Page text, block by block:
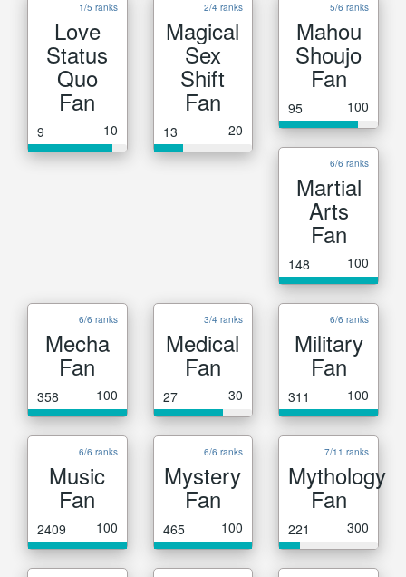
1/5 ranks
Love
Status
Quo
Fan
9 10
2/4 ranks
Magical
Sex
Shift
Fan
13 20
5/6 ranks
Mahou
Shoujo
Fan
95 100
6/6 ranks
Martial
Arts
Fan
148 100
6/6 ranks
Mecha
Fan
358 100
3/4 ranks
Medical
Fan
27 30
6/6 ranks
Military
Fan
311 100
6/6 ranks
Music
Fan
2409 100
6/6 ranks
Mystery
Fan
465 100
7/11 ranks
Mythology
Fan
221 300